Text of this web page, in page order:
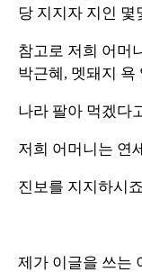
당 지지자 지인 몇
참고로 저희 어머
박근혜, 멧돼지 욕
나라 팔아 먹겠다
저희 어머니는 연
진보를 지지하시
제가 이글을 쓰는